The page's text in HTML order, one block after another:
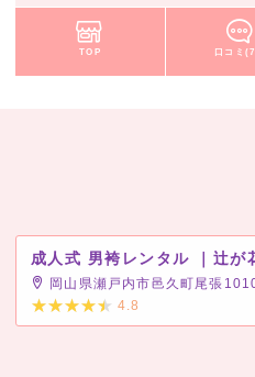
TOP 口コミ
成人式 男袴レンタル ｜辻が
岡山県瀬戸内市邑久町尾張
4.8